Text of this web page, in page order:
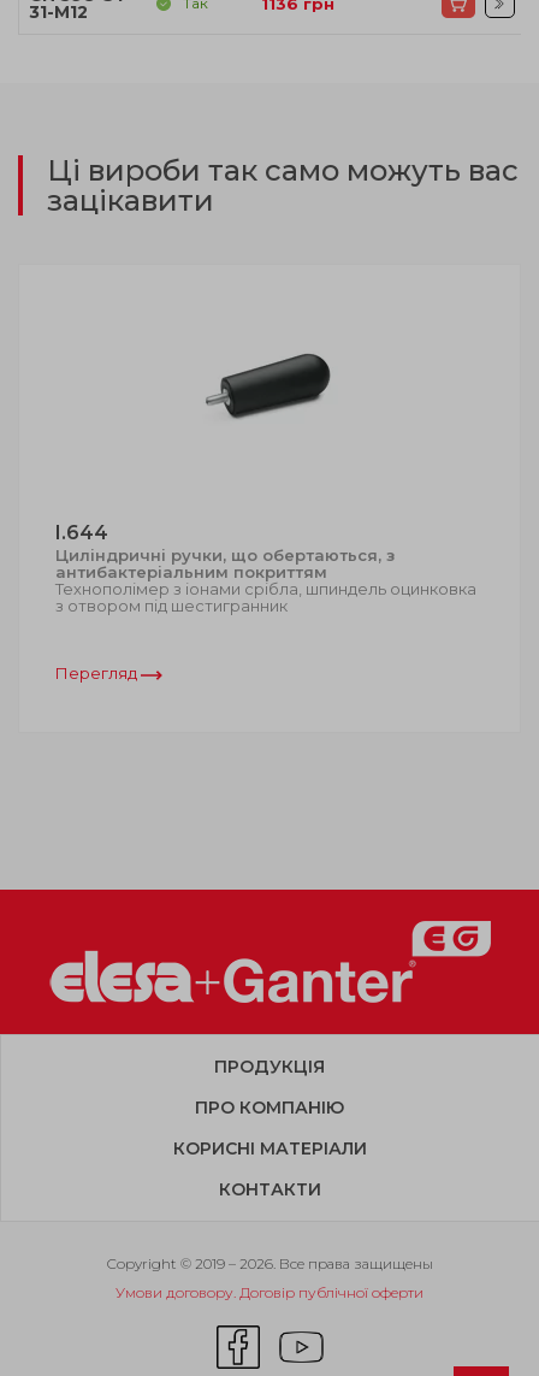
31-M12
Ці вироби так само можуть вас
зацікавити
I.644
Циліндричні ручки, що обертаються, з
антибактеріальним покриттям
Технополімер з іонами срібла, шпиндель оцинковка
з отвором під шестигранник
Перегляд
ПРОДУКЦІЯ
ПРО КОМПАНІЮ
КОРИСНІ МАТЕРІАЛИ
КОНТАКТИ
Copyright © 2019 – 2026. Все права защищены
Умови договору. Договір публічної оферти